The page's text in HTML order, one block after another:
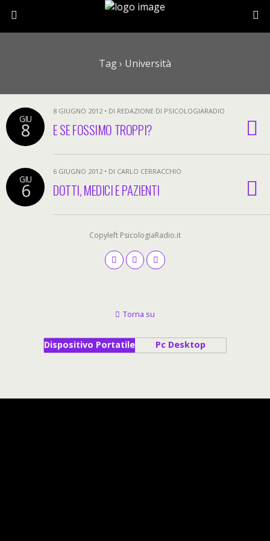
Tag › Università
GIU
8
8 GIUGNO 2012 • DI REDAZIONE DI PSICOLOGIARADIO
E SE FOSSIMO TROPPI?
GIU
6
6 GIUGNO 2012 • DI CARLO CERRACCHIO
DOTTI, MEDICI E PAZIENTI
Copyleft PsicologiaRadio.it
Torna su
Dispositivo Portatile Pc Desktop